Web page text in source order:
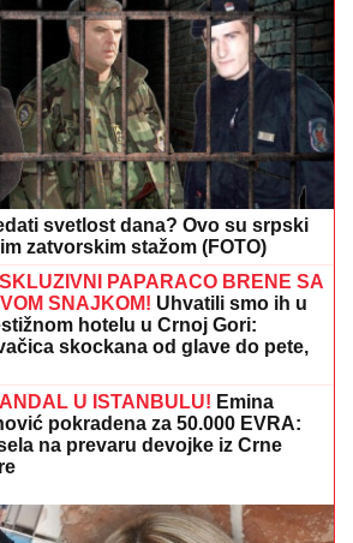
svetlost dana? Ovo su srpski
zatvorskim stažom (FOTO)
PAPARACO BRENE SA
SNAJKOM! Uhvatili smo ih u
hotelu u Crnoj Gori:
skockana od glave do pete,
U ISTANBULU! Emina
pokradena za 50.000 EVRA:
na prevaru devojke iz Crne